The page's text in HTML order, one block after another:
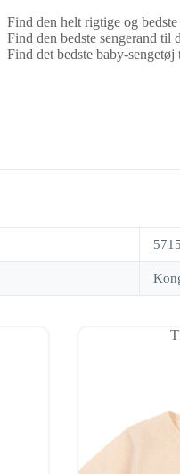
Find den helt rigtige og
Find den bedste sengerand til
Find det bedste baby-